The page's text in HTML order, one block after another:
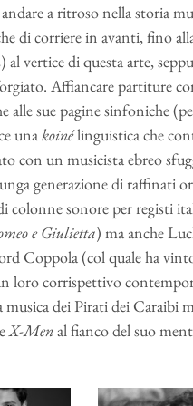
a ritroso nella storia
di corriere in avanti, fino
al vertice di questa arte,
Affiancare partiture
sue pagine sinfoniche
unakoinélinguistica che
con un musicista ebreo
generazione di raffinati
sonore per registi
e Giulietta) ma anche
Coppola (col quale ha
loro corrispettivo
dei Pirati dei Caraibi
eX-Menal fianco del suo